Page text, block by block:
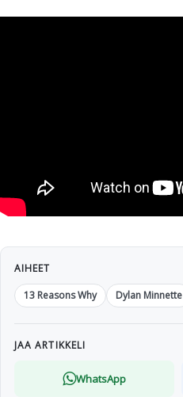
AIHEET
13 Reasons Why
Dylan Minnette
JAA ARTIKKELI
WhatsApp